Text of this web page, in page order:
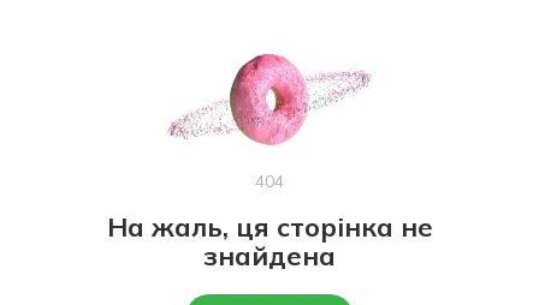
404
На жаль, ця сторінка не
знайдена